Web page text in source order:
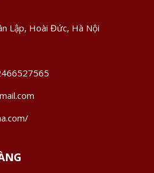
Lập, Hoài Đức, Hà Nội